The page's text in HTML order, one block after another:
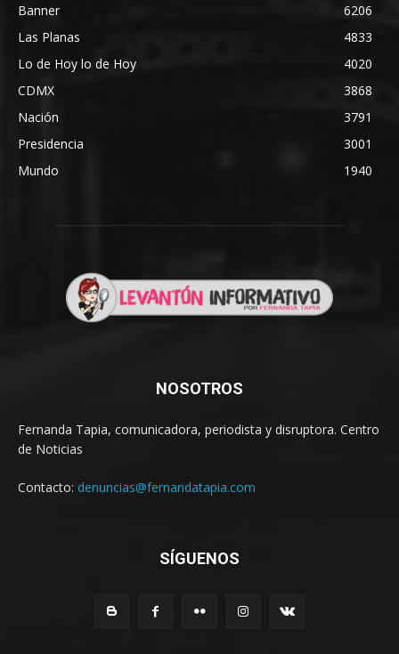
Banner
6206
Las Planas
4833
Lo de Hoy lo de Hoy
4020
CDMX
3868
Nación
3791
Presidencia
3001
Mundo
1940
NOSOTROS
Fernanda Tapia, comunicadora, periodista y disruptora. Centro
de Noticias
Contacto: denuncias@fernandatapia.com
SÍGUENOS